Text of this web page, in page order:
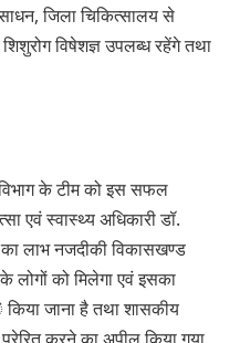
जिला चिकित्सालय से
शिशुरोग विषेशज्ञ उपलब्ध रहेंगे तथा
विभाग के टीम को इस सफल
एवं स्वास्थ्य अधिकारी डॉ.
का लाभ नजदीकी विकासखण्ड
लोगों को मिलेगा एवं इसका
जाना है तथा शासकीय